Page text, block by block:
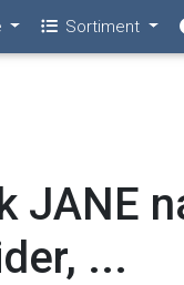
Sortiment
JANE
...